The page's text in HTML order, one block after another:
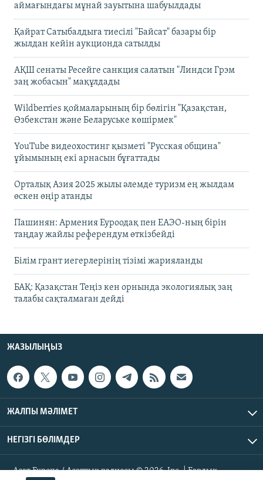
аймағындағы мұнай зауытына шабуылдады
Қайрат Сатыбалдыға тиесілі "Байсат" базары бір
жылдан кейін аукционда сатылды
АҚШ сенаты Ресейге санкция салатын "Линдси Грэм
заң жобасын" мақұлдады
Wildberries қоймаларының бір бөлігін "Қазақстан,
Өзбекстан және Беларуське көшірмек"
YouTube видеохостинг қызметі "Русская община"
ұйымының екі арнасын бұғаттады
Орталық Азия 2025 жылы әлемде туризм ең жылдам
өскен өңір атанды
Пашинян: Армения Еуроодақ пен ЕАЭО-ның бірін
таңдау жайлы референдум өткізбейді
Білім грант иегерлерінің тізімі жарияланды
БАҚ: Қазақстан Теңіз кен орнында экологиялық заң
талабы сақталмаған дейді
ЖАЗЫЛЫҢЫЗ
ЖАЛПЫ МӘЛІМЕТ
НЕГІЗГІ БӨЛІМДЕР
Азат Еуропа / Азаттық радиосы © 2026, Inc. | Барлық